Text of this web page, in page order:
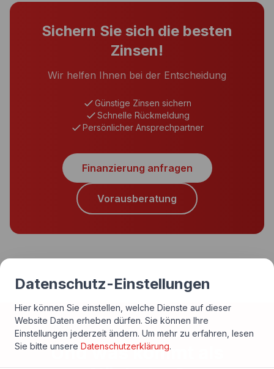
Sichern Sie sich die besten
Zinsen!
Wir helfen Ihnen bei der Entscheidung
Günstige Zinsen sichern
Schnelle Rückmeldung
Persönlicher Ansprechpartner
Finanzierung anfragen
Vorausberatung
Und was kommt als
Datenschutz-Einstellungen
Hier können Sie einstellen, welche Dienste auf dieser
Website Daten erheben dürfen. Sie können Ihre
Einstellungen jederzeit ändern. Um mehr zu erfahren, lesen
Sie bitte unsere Datenschutzerklärung.